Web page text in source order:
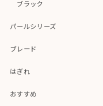
ブラック
パールシリーズ
ブレード
はぎれ
おすすめ